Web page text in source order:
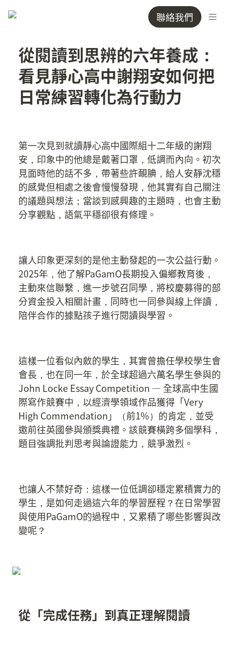
聯絡我們
從閱讀到思辨的六年養成：
看見靜心高中謝翔安如何把
日常練習轉化為行動力
第一次見到就讀靜心高中國際組十二年級的謝翔
安，印象中的他總是戴著口罩，低調而內向。初次
見面時他的話不多，帶著些許靦腆，給人安靜沈穩
的感覺但相處之後會慢慢發現，他其實有自己關注
的議題與想法；當談到感興趣的主題時，也會主動
分享觀點，語氣平穩卻很有條理。
讓人印象更深刻的是他主動發起的一次公益行動。
2025年，他了解PaGamO長期投入偏鄉教育後，
主動來信聯繫，進一步號召同學，將校慶募得的部
分資金投入相關計畫，同時也一同參與線上伴讀，
陪伴合作的據點孩子進行閱讀與學習。
這樣一位看似內斂的學生，其實曾擔任學校學生會
會長，也在同一年，於全球超過六萬名學生參與的
John Locke Essay Competition — 全球高中生國
際寫作競賽中，以經濟學領域作品獲得「Very
High Commendation」（前1%）的肯定，並受
邀前往英國參與頒獎典禮。該競賽橫跨多個學科，
題目強調批判思考與論證能力，競爭激烈。
也讓人不禁好奇：這樣一位低調卻穩定累積實力的
學生，是如何走過這六年的學習歷程？在日常學習
與使用PaGamO的過程中，又累積了哪些影響與改
變呢？
從「完成任務」到真正理解閱讀